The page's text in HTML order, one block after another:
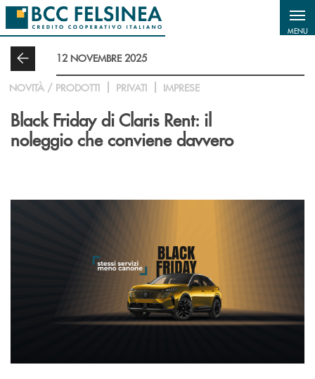
Salta al contenuto principale
MENU
12 NOVEMBRE 2025
NOVITÀ / PRODOTTI PRIVATI IMPRESE
Black Friday di Claris Rent: il
noleggio che conviene davvero